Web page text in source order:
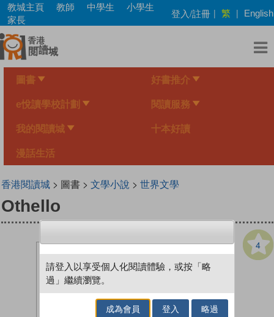
Skip
main
content
教城主頁 教師 中學生
小學生
家長
登入/註冊 | 繁 | English
圖書 好書推介
e悅讀學校計劃 閱讀服務
我的閱讀城 十本好讀
漫話生活
香港閱讀城> 圖書 > 文學小說 > 世界文學
Othello
4
請登入以享受個人化閱讀體驗，或按「略
過」繼續瀏覽。
成為會員 登入 略過